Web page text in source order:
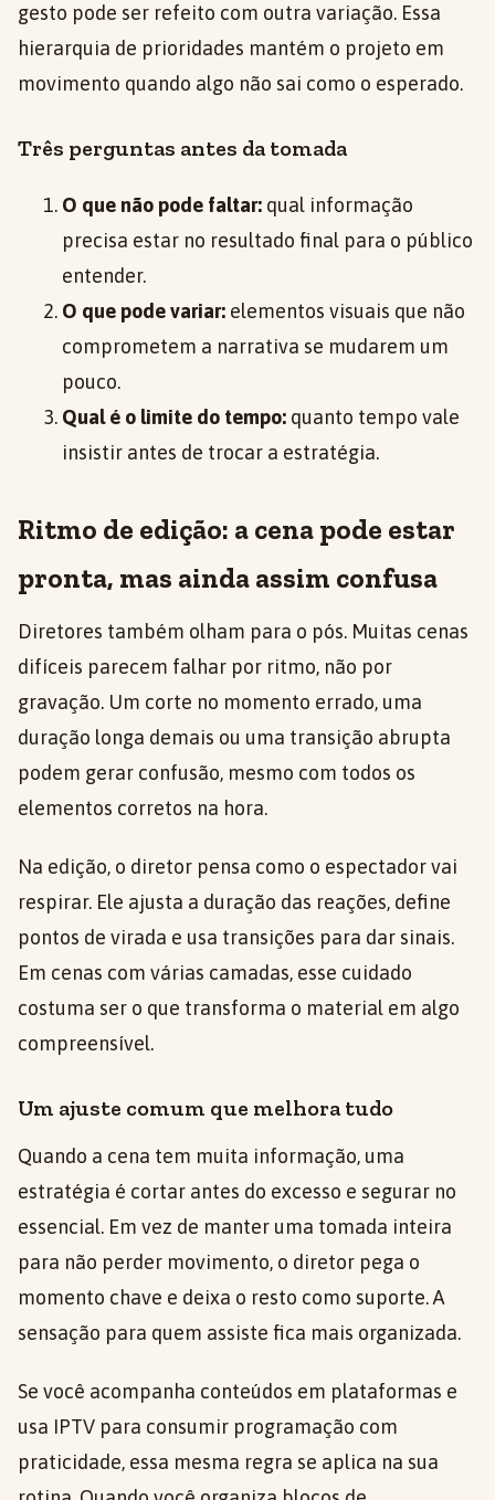
gesto pode ser refeito com outra variação. Essa
hierarquia de prioridades mantém o projeto em
movimento quando algo não sai como o esperado.
Três perguntas antes da tomada
O que não pode faltar: qual informação
precisa estar no resultado final para o público
entender.
O que pode variar: elementos visuais que não
comprometem a narrativa se mudarem um
pouco.
Qual é o limite do tempo: quanto tempo vale
insistir antes de trocar a estratégia.
Ritmo de edição: a cena pode estar
pronta, mas ainda assim confusa
Diretores também olham para o pós. Muitas cenas
difíceis parecem falhar por ritmo, não por
gravação. Um corte no momento errado, uma
duração longa demais ou uma transição abrupta
podem gerar confusão, mesmo com todos os
elementos corretos na hora.
Na edição, o diretor pensa como o espectador vai
respirar. Ele ajusta a duração das reações, define
pontos de virada e usa transições para dar sinais.
Em cenas com várias camadas, esse cuidado
costuma ser o que transforma o material em algo
compreensível.
Um ajuste comum que melhora tudo
Quando a cena tem muita informação, uma
estratégia é cortar antes do excesso e segurar no
essencial. Em vez de manter uma tomada inteira
para não perder movimento, o diretor pega o
momento chave e deixa o resto como suporte. A
sensação para quem assiste fica mais organizada.
Se você acompanha conteúdos em plataformas e
usa IPTV para consumir programação com
praticidade, essa mesma regra se aplica na sua